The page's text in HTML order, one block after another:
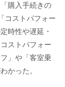
購入手続きの
コストパフォー
時性や遅延・
ストパフォー
」や「客室乗
かった。